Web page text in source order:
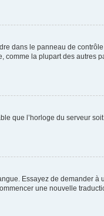
dans le panneau de
la plupart des autres
que l’horloge du serveur
Essayez de demander à
une nouvelle